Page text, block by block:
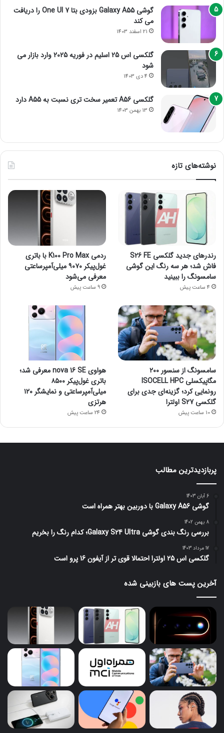
گوشی Galaxy A55 بزودی بتا One UI 7 را دریافت
می کند
21 اسفند 1403
گلکسی اس 25 اسلیم در فوریه 2025 وارد بازار می
شود
4 دی 1403
گلکسی A56 تعمیر سخت تری نسبت به A55 دارد
13 بهمن 1403
نوشته‌های تازه
رندرهای جدید گلکسی S26 FE
فاش شد؛ هر سه رنگ این گوشی
سامسونگ را ببینید
4 ساعت پیش
ردمی K100 Pro Max با باتری
غول‌پیکر ۹۰۷۰ میلی‌آمپرساعتی
معرفی می‌شود
9 ساعت پیش
سامسونگ از سنسور ۲۰۰
مگاپیکسلی ISOCELL HPC
رونمایی کرد؛ گزینه‌ای جدی برای
گلکسی S27 اولترا
10 ساعت پیش
هواوی nova 16 SE معرفی شد؛
باتری غول‌پیکر ۸۵۰۰
میلی‌آمپرساعتی و نمایشگر ۱۲۰
هرتزی
24 ساعت پیش
پربازدیدترین مطالب
6 آبان 1403
گوشی Galaxy A56 با دوربین بهتر همراه است
8 بهمن 1402
بررسی رنگ بندی گوشی Galaxy S24 Ultra؛ کدام رنگ را بخریم
17 مرداد 1403
گلکسی اس 25 اولترا احتمالا قوی تر از آیفون 16 پرو است
آخرین پست های بازبینی شده